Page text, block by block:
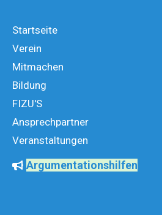
Startseite
Verein
Mitmachen
Bildung
FIZU'S
Ansprechpartner
Veranstaltungen
Argumentationshilfen